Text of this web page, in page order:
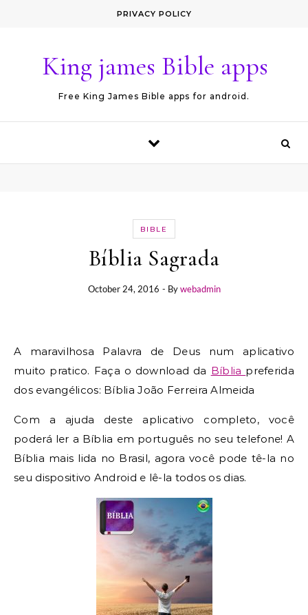
PRIVACY POLICY
King james Bible apps
Free King James Bible apps for android.
BIBLE
Bíblia Sagrada
October 24, 2016 - Bywebadmin
A maravilhosa Palavra de Deus num aplicativo
muito pratico. Faça o download da Bíblia preferida
dos evangélicos: Bíblia João Ferreira Almeida
Com a ajuda deste aplicativo completo, você
poderá ler a Bíblia em português no seu telefone! A
Bíblia mais lida no Brasil, agora você pode tê-la no
seu dispositivo Android e lê-la todos os dias.